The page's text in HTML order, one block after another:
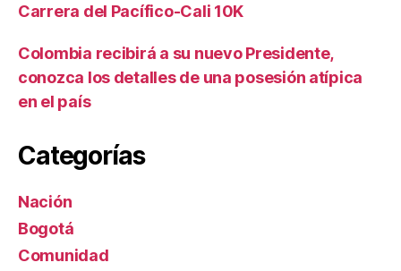
Carrera del Pacífico-Cali 10K
Colombia recibirá a su nuevo Presidente,
conozca los detalles de una posesión atípica
en el país
Categorías
Nación
Bogotá
Comunidad